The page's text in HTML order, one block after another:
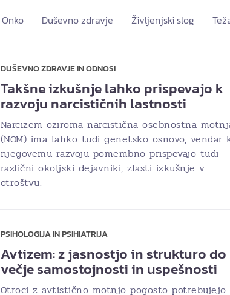
Onko Duševno zdravje Življenjski slog
DUŠEVNO ZDRAVJE IN ODNOSI
Takšne izkušnje lahko prispevajo k
razvoju narcističnih lastnosti
Narcizem oziroma narcistična osebnostna
(NOM) ima lahko tudi genetsko osnovo, vendar
njegovemu razvoju pomembno prispevajo tudi
različni okoljski dejavniki, zlasti izkušnje v
otroštvu.
PSIHOLOGIJA IN PSIHIATRIJA
Avtizem: z jasnostjo in strukturo do
večje samostojnosti in uspešnosti
Otroci z avtistično motnjo pogosto potrebujejo